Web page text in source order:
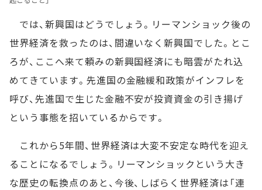
では、新興国はどうでしょう。リーマンショック後の
世界経済を救ったのは、間違いなく新興国でした。とこ
ろが、ここへ来て頼みの新興国経済にも暗雲がたれ込
めてきています。先進国の金融緩和政策がインフレを
呼び、先進国で生じた金融不安が投資資金の引き揚げ
という事態を招いているからです。
これから5年間、世界経済は大変不安定な時代を迎え
ることになるでしょう。リーマンショックという大き
な歴史の転換点のあと、今後、しばらく世界経済は「連